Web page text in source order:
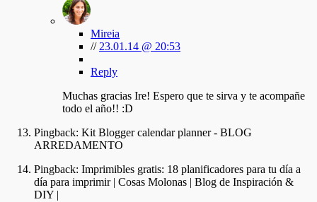
Mireia
// 23.01.14 @ 20:53
Reply
Muchas gracias Ire! Espero que te sirva y te acompañe
todo el año!! :D
Pingback: Kit Blogger calendar planner - BLOG
ARREDAMENTO
Pingback: Imprimibles gratis: 18 planificadores para tu día a
día para imprimir | Cosas Molonas | Blog de Inspiración &
DIY |